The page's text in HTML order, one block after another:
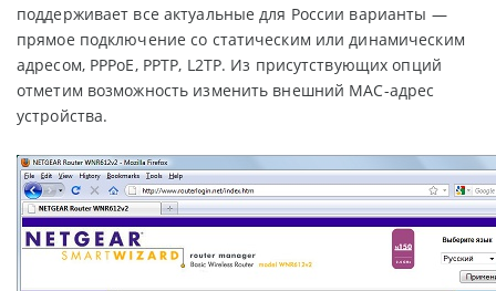
поддерживает все актуальные для России варианты —
прямое подключение со статическим или динамическим
адресом, PPPoE, PPTP, L2TP. Из присутствующих опций
отметим возможность изменить внешний MAC-адрес
устройства.